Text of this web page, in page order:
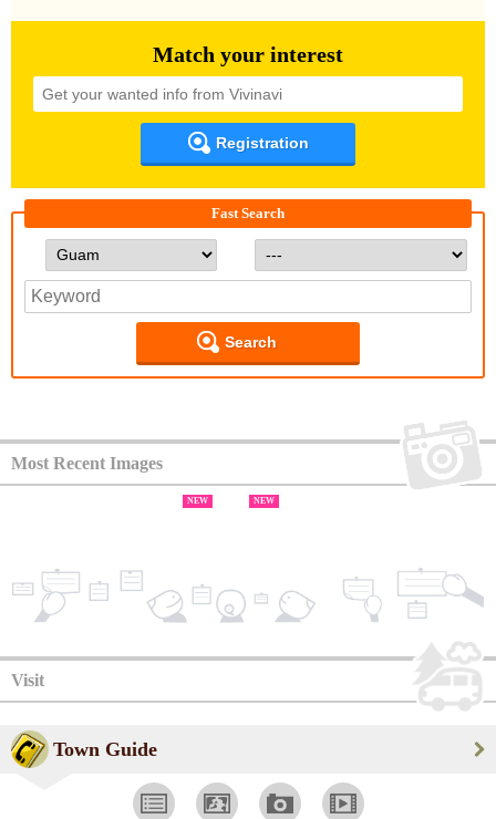
Match your interest
Registration
Fast Search
Search
Most Recent Images
NEW NEW
Visit
Town Guide